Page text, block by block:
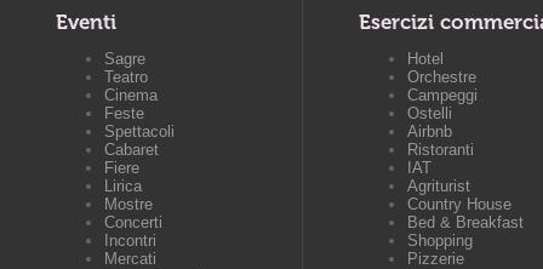
Eventi
Sagre
Teatro
Cinema
Feste
Spettacoli
Cabaret
Fiere
Lirica
Mostre
Concerti
Incontri
Mercati
Esercizi
Hotel
Orchestre
Campeggi
Ostelli
Airbnb
Ristoranti
IAT
Agriturist
Country House
Bed & Breakfast
Shopping
Pizzerie